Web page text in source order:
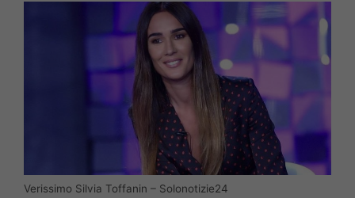
Verissimo Silvia Toffanin – Solonotizie24